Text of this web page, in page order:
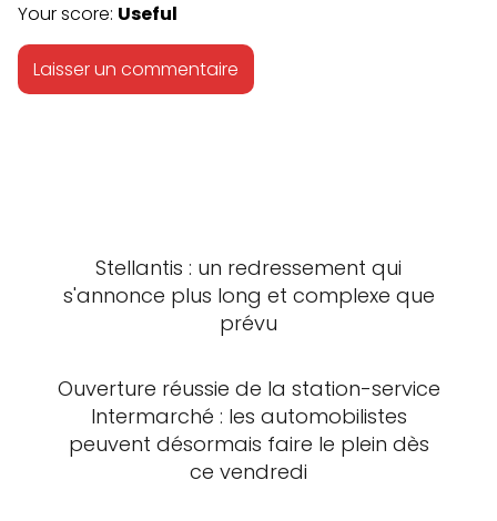
Your score: Useful
Stellantis : un redressement qui
s'annonce plus long et complexe que
prévu
Ouverture réussie de la station-service
Intermarché : les automobilistes
peuvent désormais faire le plein dès
ce vendredi